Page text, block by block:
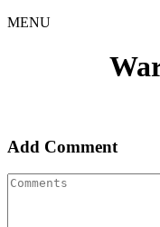
MENU
Add Comment